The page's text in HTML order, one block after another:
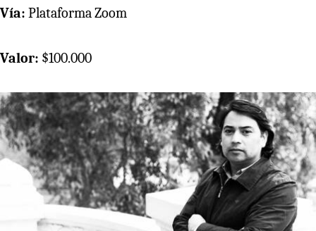
Vía: Plataforma Zoom
Valor: $100.000